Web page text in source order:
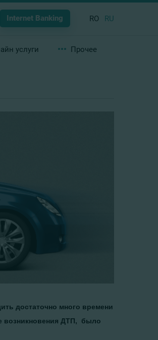
Internet Banking RO RU
услуги Прочее
достаточно много времени
возникновения ДТП, было